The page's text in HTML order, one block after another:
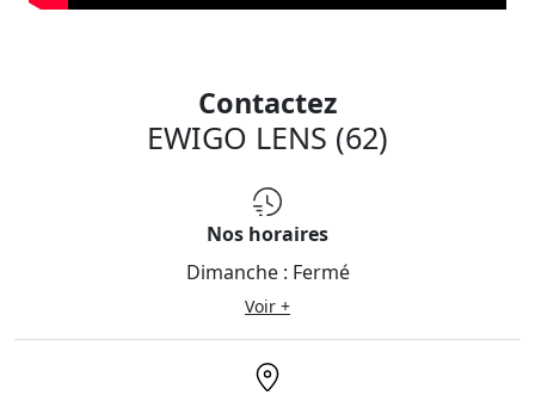
Contactez
EWIGO LENS (62)
Nos horaires
Dimanche : Fermé
Voir +